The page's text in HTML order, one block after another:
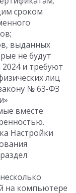
сроком
выданных
не будут
2024 и требуют
лиц
№ 63-ФЗ
вместе
Настройки
на компьютере